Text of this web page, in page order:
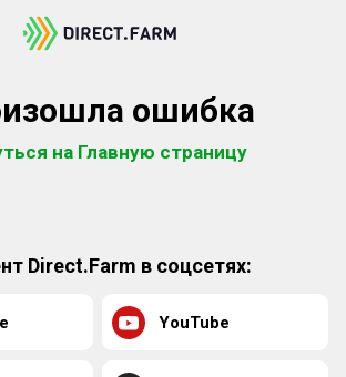
ошибка
на Главную страницу
Direct.Farm в соцсетях:
YouTube